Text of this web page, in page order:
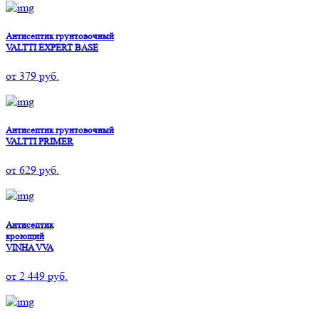
Антисептик грунтовочный
VALTTI EXPERT BASE
от 379 руб.
Антисептик грунтовочный
VALTTI PRIMER
от 629 руб.
Антисептик
кроющий
VINHA VVA
от 2 449 руб.